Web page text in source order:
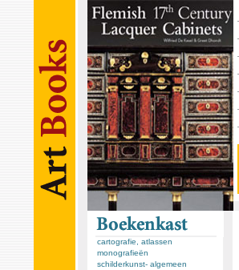
cartografie, atlassen
monografieën
schilderkunst- algemeen